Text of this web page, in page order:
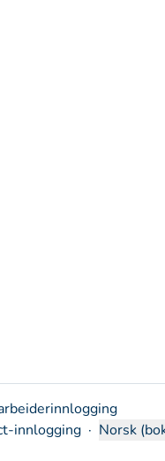
innlogging · Endre
Norsk